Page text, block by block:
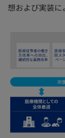
想および実装に